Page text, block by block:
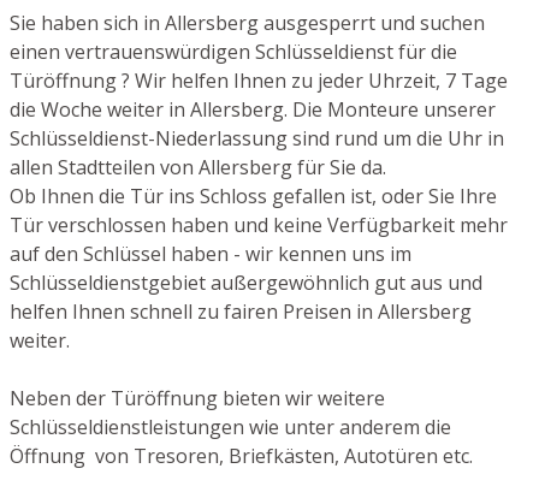
Sie haben sich in Allersberg ausgesperrt und suchen
einen vertrauenswürdigen Schlüsseldienst für die
Türöffnung ? Wir helfen Ihnen zu jeder Uhrzeit, 7 Tage
die Woche weiter in Allersberg. Die Monteure unserer
Schlüsseldienst-Niederlassung sind rund um die Uhr in
allen Stadtteilen von Allersberg für Sie da.
Ob Ihnen die Tür ins Schloss gefallen ist, oder Sie Ihre
Tür verschlossen haben und keine Verfügbarkeit mehr
auf den Schlüssel haben - wir kennen uns im
Schlüsseldienstgebiet außergewöhnlich gut aus und
helfen Ihnen schnell zu fairen Preisen in Allersberg
weiter.
Neben der Türöffnung bieten wir weitere
Schlüsseldienstleistungen wie unter anderem die
Öffnung von Tresoren, Briefkästen, Autotüren etc.